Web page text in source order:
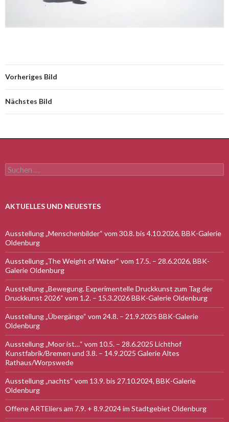
Vorheriges Bild
Nächstes Bild
Suchen
nach:
AKTUELLES UND NEUESTES
Ausstellung „Menschenbilder“ vom 30.8. bis 4.10.2026, BBK-Galerie
Oldenburg
Ausstellung „The Weight of Water“ vom 17.5. – 28.6.2026, BBK-
Galerie Oldenburg
Ausstellung „Bewegung. Experimentelle Druckkunst zum Tag der
Druckkunst 2026“ vom 1.2. – 15.3.2026 BBK-Galerie Oldenburg
Ausstellung „Übergänge“ vom 24.8. – 21.9.2025 BBK-Galerie
Oldenburg
Ausstellung „Moor ist…“ vom 10.5. – 28.6.2025 Lichthof
Kunstfabrik/Bremen und 3.8. – 14.9.2025 Galerie Altes
Rathaus/Worpswede
Ausstellung „nachts“ vom 13.9. bis 27.10.2024, BBK-Galerie
Oldenburg
Offene ARTEliers am 7.9. + 8.9.2024 im Stadtgebiet Oldenburg